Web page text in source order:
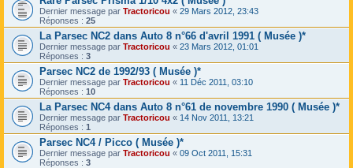
Dernier message par Tractoricou « 29 Mars 2012, 23:43
Réponses : 25
La Parsec NC2 dans Auto 8 n°66 d'avril 1991 ( Musée )*
Dernier message par Tractoricou « 23 Mars 2012, 01:01
Réponses : 3
Parsec NC2 de 1992/93 ( Musée )*
Dernier message par Tractoricou « 11 Déc 2011, 03:10
Réponses : 10
La Parsec NC4 dans Auto 8 n°61 de novembre 1990 ( Musée )*
Dernier message par Tractoricou « 14 Nov 2011, 13:21
Réponses : 1
Parsec NC4 / Picco ( Musée )*
Dernier message par Tractoricou « 09 Oct 2011, 15:31
Réponses : 3